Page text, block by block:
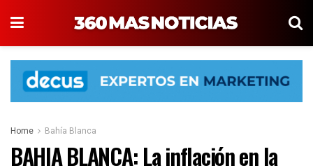
Home Bahía Blanca
BAHIA BLANCA: La inflación en la